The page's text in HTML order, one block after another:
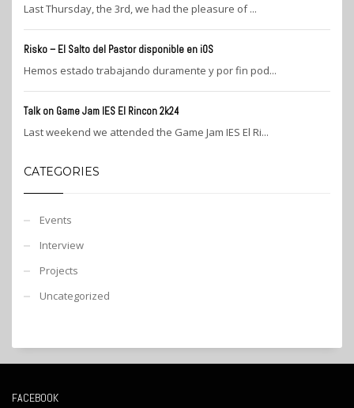
Last Thursday, the 3rd, we had the pleasure of ...
Risko – El Salto del Pastor disponible en iOS
Hemos estado trabajando duramente y por fin pod...
Talk on Game Jam IES El Rincon 2k24
Last weekend we attended the Game Jam IES El Ri...
CATEGORIES
Events
Interview
Projects
Uncategorized
FACEBOOK